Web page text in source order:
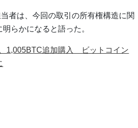
者は、今回の取引の所有権構造に関
らかになると語った。
1,005BTC追加購入 ビットコイン